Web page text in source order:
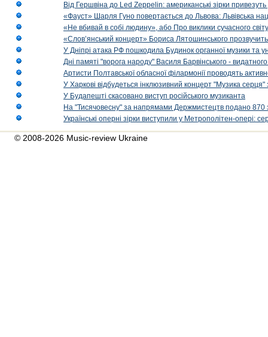
Від Гершвіна до Led Zeppelin: американські зірки
«Фауст» Шарля Гуно повертається до Львова: Львівська
«Не вбивай в собі людину», або Про виклики сучасного світу
«Слов’янський концерт» Бориса Лятошинського
У Дніпрі атака РФ пошкодила Будинок органної музики та
Дні памяті "ворога народу" Василя Барвінського -
Артисти Полтавської обласної філармонії проводять
У Харкові відбудеться інклюзивний концерт "Музика
У Будапешті скасовано виступ російського музиканта
На "Тисячовесну" за напрямами Держмистецтв подано 870
Українські оперні зірки виступили у Метрополітен-опері:
© 2008-2026 Music-review Ukraine